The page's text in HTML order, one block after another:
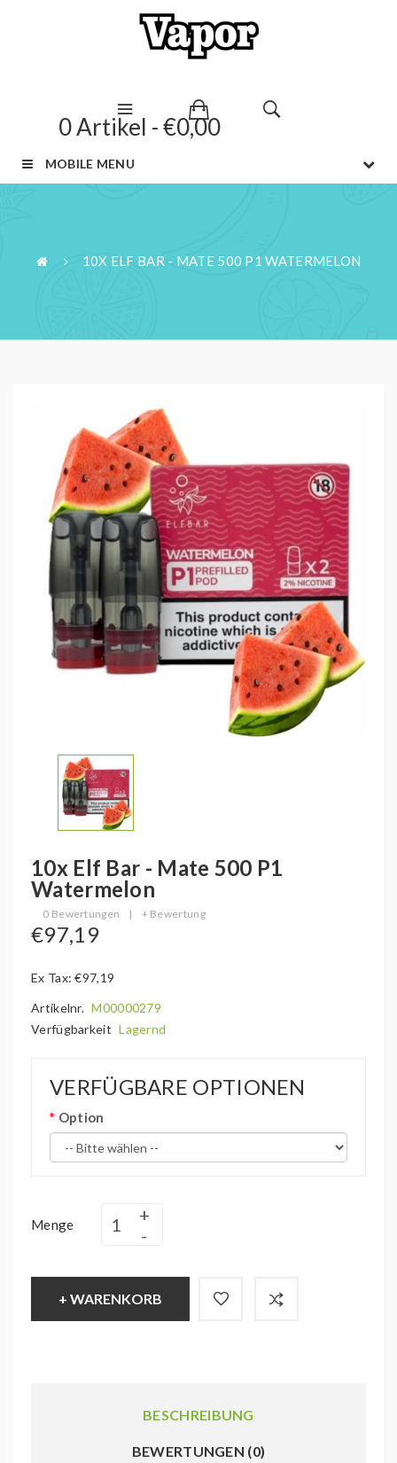
0 Artikel - €0,00
MOBILE MENU
10X ELF BAR - MATE 500 P1 WATERMELON
10x Elf Bar - Mate 500 P1
Watermelon
0 Bewertungen | + Bewertung
€97,19
Ex Tax: €97,19
Artikelnr. M00000279
Verfügbarkeit Lagernd
VERFÜGBARE OPTIONEN
Option
Menge
+ WARENKORB
BESCHREIBUNG
BEWERTUNGEN (0)